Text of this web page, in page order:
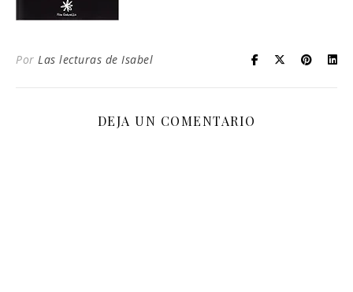
Por Las lecturas de Isabel
DEJA UN COMENTARIO